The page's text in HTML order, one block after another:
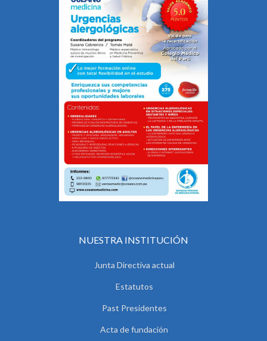
NUESTRA INSTITUCIÓN
Junta Directiva actual
Estatutos
Past Presidentes
Acta de fundación